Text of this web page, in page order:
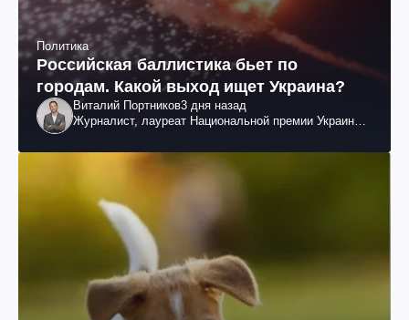
Политика
Российская баллистика бьет по
городам. Какой выход ищет Украина?
Виталий Портников3 дня назад
Журналист, лауреат Национальной премии Украины